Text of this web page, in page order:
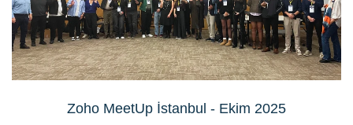
Zoho MeetUp İstanbul - Ekim 2025